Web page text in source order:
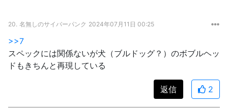
20. 名無しのサイバーパンク 2024年07月11日 00:25
>>7
スペックには関係ないが犬（ブルドッグ？）のボブルヘッ
ドもきちんと再現している
返信 2